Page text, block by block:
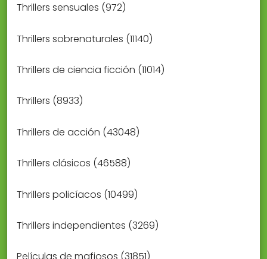
Thrillers sensuales (972)
Thrillers sobrenaturales (11140)
Thrillers de ciencia ficción (11014)
Thrillers (8933)
Thrillers de acción (43048)
Thrillers clásicos (46588)
Thrillers policíacos (10499)
Thrillers independientes (3269)